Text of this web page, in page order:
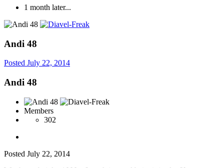
1 month later...
Andi 48
Posted July 22, 2014
Andi 48
Members
302
Posted July 22, 2014